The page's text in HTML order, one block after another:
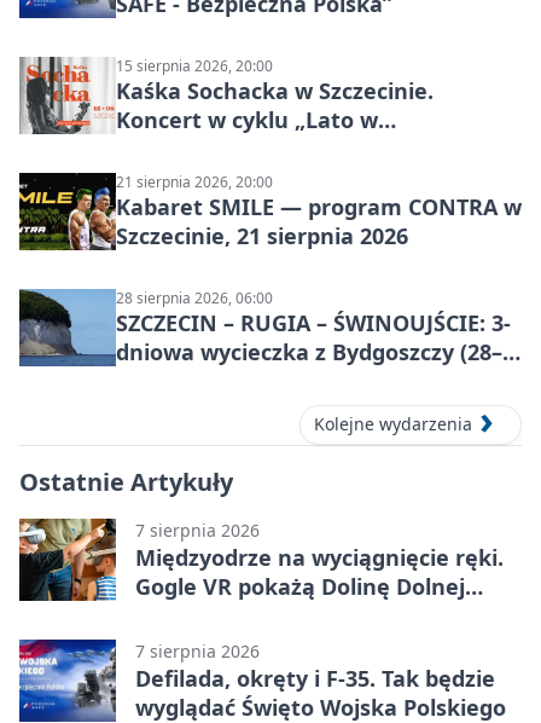
15 sierpnia 2026, 20:00
Kaśka Sochacka w Szczecinie.
Koncert w cyklu „Lato w
21 sierpnia 2026, 20:00
Kabaret SMILE — program CONTRA w
Szczecinie, 21 sierpnia 2026
28 sierpnia 2026, 06:00
SZCZECIN – RUGIA – ŚWINOUJŚCIE: 3-
dniowa wycieczka z Bydgoszczy (28–
Kolejne wydarzenia
Ostatnie Artykuły
7 sierpnia 2026
Międzyodrze na wyciągnięcie ręki.
Gogle VR pokażą Dolinę Dolnej
7 sierpnia 2026
Defilada, okręty i F-35. Tak będzie
wyglądać Święto Wojska Polskiego